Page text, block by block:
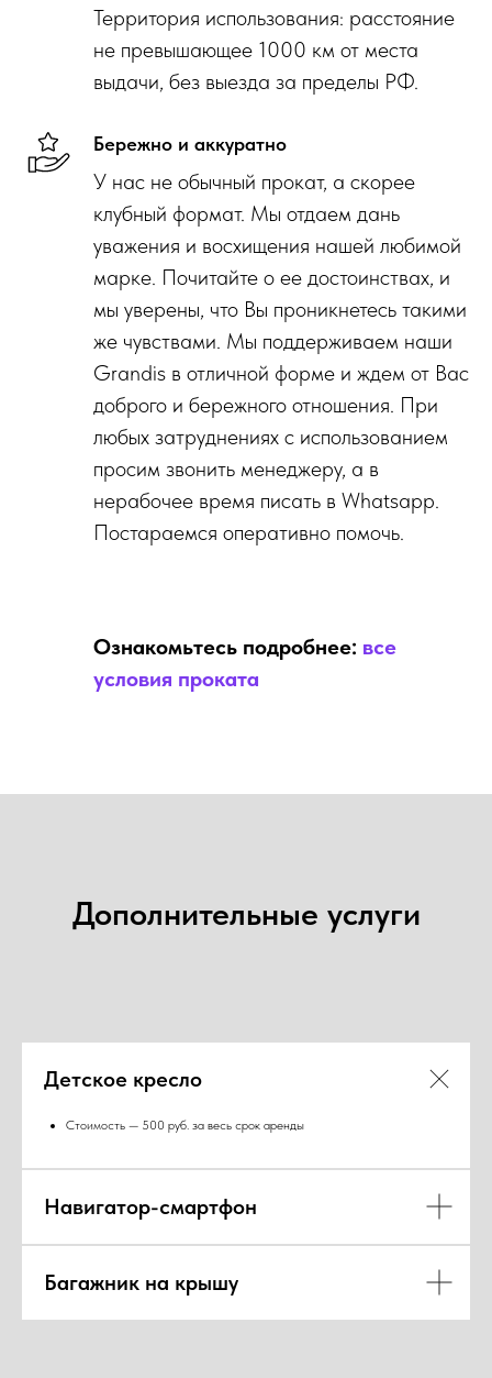
Территория использования: расстояние
не превышающее 1000 км от места
выдачи, без выезда за пределы РФ.
Бережно и аккуратно
У нас не обычный прокат, а скорее
клубный формат. Мы отдаем дань
уважения и восхищения нашей любимой
марке. Почитайте о ее достоинствах, и
мы уверены, что Вы проникнетесь такими
же чувствами. Мы поддерживаем наши
Grandis в отличной форме и ждем от Вас
доброго и бережного отношения. При
любых затруднениях с использованием
просим звонить менеджеру, а в
нерабочее время писать в Whatsapp.
Постараемся оперативно помочь.
Ознакомьтесь подробнее: все
условия проката
Дополнительные услуги
Детское кресло
Стоимость — 500 руб. за весь срок аренды
Навигатор-смартфон
Багажник на крышу